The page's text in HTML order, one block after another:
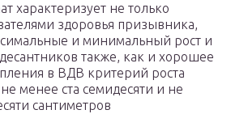
характеризует не только
здоровья призывника,
и минимальный рост и
также, как и хорошее
в ВДВ критерий роста
менее ста семидесяти и не
сантиметров